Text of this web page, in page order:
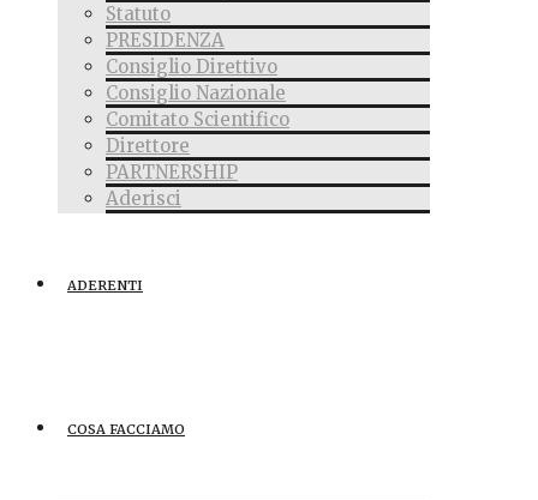
Statuto
PRESIDENZA
Consiglio Direttivo
Consiglio Nazionale
Comitato Scientifico
Direttore
PARTNERSHIP
Aderisci
ADERENTI
COSA FACCIAMO